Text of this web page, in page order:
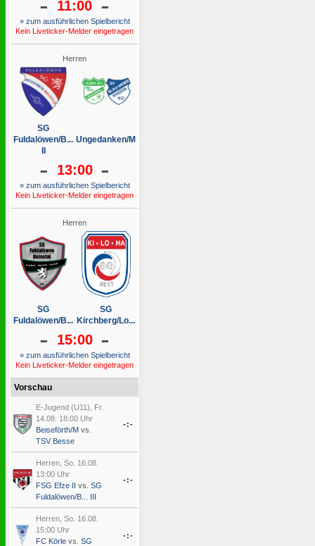
11:00
» zum ausführlichen Spielbericht
Kein Liveticker-Melder eingetragen
Herren
SG
Fuldalöwen/B...
II
Ungedanken/M
- 13:00 -
» zum ausführlichen Spielbericht
Kein Liveticker-Melder eingetragen
Herren
SG
Fuldalöwen/B...
SG
Kirchberg/Lo...
- 15:00 -
» zum ausführlichen Spielbericht
Kein Liveticker-Melder eingetragen
Vorschau
E-Jugend (U11), Fr.
14.08. 18:00 Uhr
Beiseförth/M vs.
TSV Besse
-:-
Herren, So. 16.08.
13:00 Uhr
FSG Efze II vs. SG
Fuldalöwen/B... III
-:-
Herren, So. 16.08.
15:00 Uhr
FC Körle vs. SG
-:-